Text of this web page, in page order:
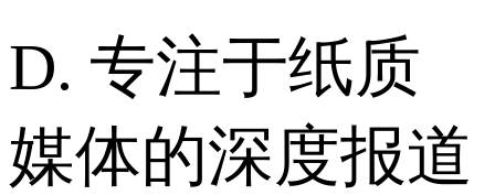
D. 专注于纸质
媒体的深度报道